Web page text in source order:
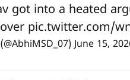
got into a heated
pic.twitter.com/
June 15,